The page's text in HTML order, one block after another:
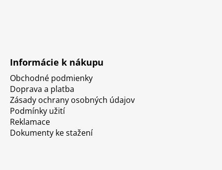
Informácie k nákupu
Obchodné podmienky
Doprava a platba
Zásady ochrany osobných údajov
Podmínky užití
Reklamace
Dokumenty ke stažení